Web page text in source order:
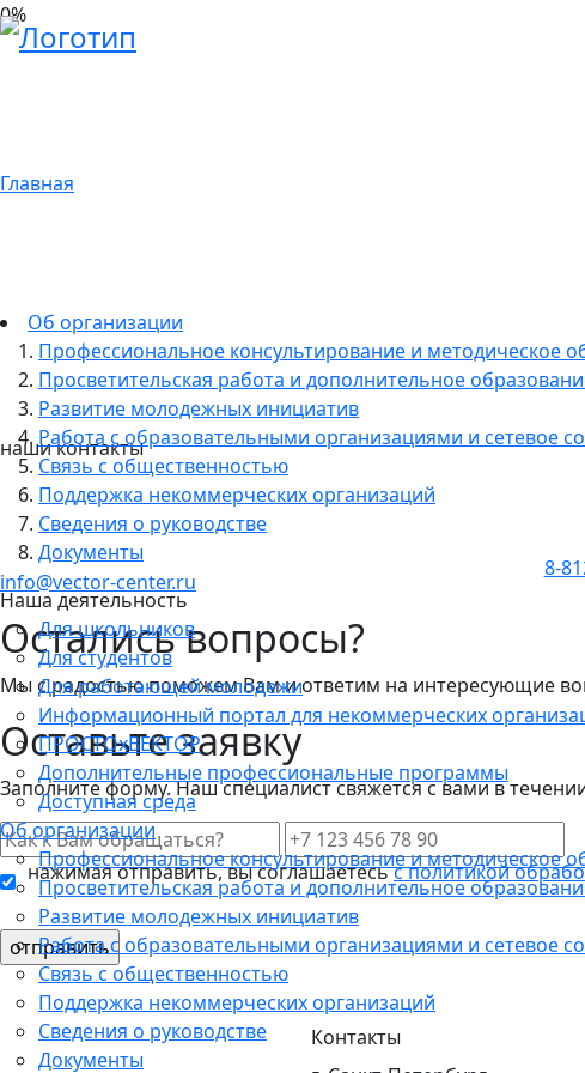
Главная
Об организации
Профессиональное консультирование и методическое
Просветительская работа и дополнительное
Развитие молодежных инициатив
Работа с образовательными организациями и сетевое
Связь с общественностью
Поддержка некоммерческих организаций
Сведения о руководстве
Документы
Наша деятельность
Для школьников
Для студентов
Для работающей молодежи
Информационный портал для некоммерческих
ПРОСТОхВЕКТОР
Дополнительные профессиональные программы
Доступная среда
Об организации
Профессиональное консультирование и методическое
Просветительская работа и дополнительное
Развитие молодежных инициатив
Работа с образовательными организациями и сетевое
Связь с общественностью
Поддержка некоммерческих организаций
Сведения о руководстве
Документы
0%
наши контакты
info@vector-center.ru
8-
Остались вопросы?
Мы с радостью поможем Вам и ответим на интересующие
Оставьте заявку
Заполните форму. Наш специалист свяжется с вами в
нажимая отправить, вы соглашаетесьс политикой
Контакты